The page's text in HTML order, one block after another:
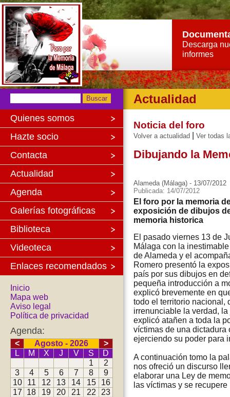
Descarga
informes
Quienes somos
Hazte socio
Contacta
Actualidad
Agenda
Galerías fotográficas
Biblioteca
Videoteca
Enlaces recomendados
Inicio
Mapa web
Aviso legal
Política de privacidad
Agenda:
< Agosto - 2026
>
L
M X J V S
D
1
2
3
4 5 6 7 8
9
10
11 12 13 14 15
16
17
18 19 20 21 22
23
Actualidad
Noticia del foro
Volver a actualidad Ver todas
Dibujando la
Alameda (Málaga) - 13/07/2012
Publicada: 14/07/2012
El foro por la memoria
exposición de dibujos
memoria historica
El pasado viernes 13 de
Málaga con la
de Alameda y el
Romero presentó la
país por sus dibujos en
pequeña introducción a
explicó brevemente en
todo el territorio nacional,
irrenunciable la verdad,
explicó atañen a toda la
víctimas de una dictadura
ejerciendo su poder para
A continuación tomo la
nos ofreció un discurso
elaborar una Ley de
las víctimas y se